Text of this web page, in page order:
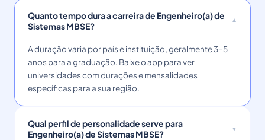
Quanto tempo dura a carreira de Engenheiro(a) de
Sistemas MBSE?
A duração varia por país e instituição, geralmente 3–5
anos para a graduação. Baixe o app para ver
universidades com durações e mensalidades
específicas para a sua região.
Qual perfil de personalidade serve para
Engenheiro(a) de Sistemas MBSE?